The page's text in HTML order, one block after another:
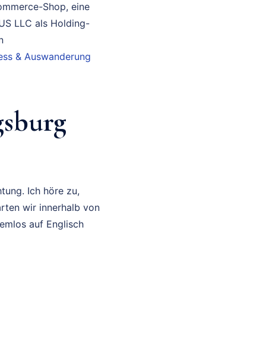
Shop, eine
LLC als Holding-
& Auswanderung
Ich höre zu,
wir innerhalb von
auf Englisch